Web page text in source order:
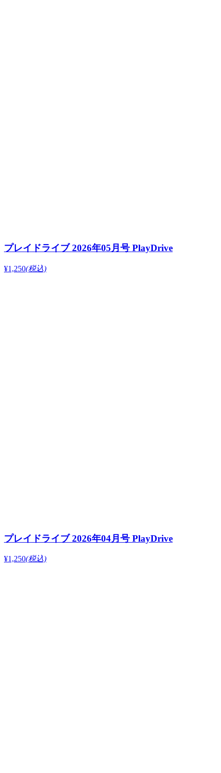
プレイドライブ 2026年05月号 PlayDrive
¥1,250(税込)
プレイドライブ 2026年04月号 PlayDrive
¥1,250(税込)